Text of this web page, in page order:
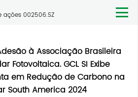
ações 002506.SZ
à Associação Brasileira
Fotovoltaica. GCL SI Exibe
em Redução de Carbono na
South America 2024